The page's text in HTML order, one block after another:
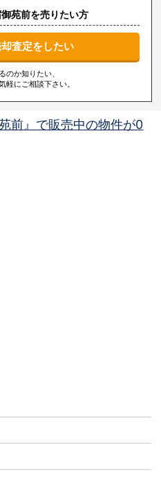
苑前を売りたい方
査定をしたい
のか知りたい、
軽にご相談下さい。
前』で販売中の物件が0